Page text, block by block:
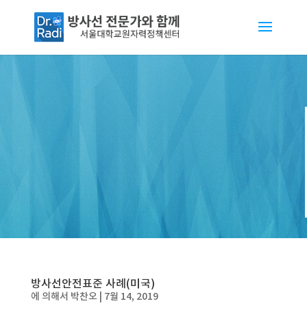
방사선안전표준 사례(미국)
에 의해서 박찬오| 7월 14, 2019